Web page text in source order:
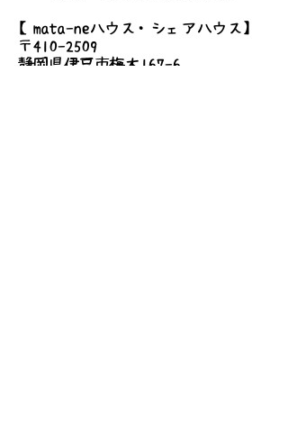
●持ち物
500円相当の手作り品
【mata-neハウス・シェアハウス】
〒410-2509
静岡県伊豆市梅木167-6